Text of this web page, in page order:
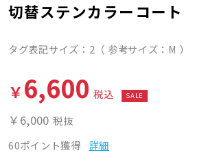
切替ステンカラーコート
タグ表記サイズ：2（ 参考サイズ：M ）
￥6,600 税込 SALE
￥6,000 税抜
60ポイント獲得
詳細